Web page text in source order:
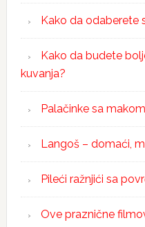
Kako da odaberete
Kako da budete
kuvanja?
Palačinke sa
Langoš – domaći,
Pileći ražnjići sa
Ove praznične